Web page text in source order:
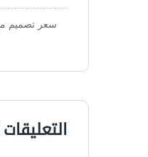
سعر تصميم